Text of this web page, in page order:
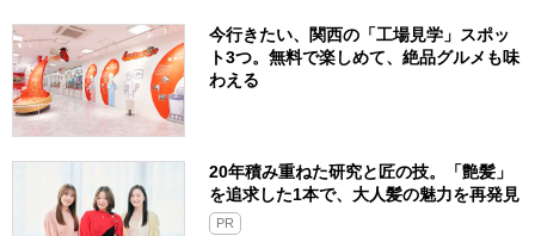
今行きたい、関西の「工場見学」スポッ
ト3つ。無料で楽しめて、絶品グルメも味
わえる
20年積み重ねた研究と匠の技。「艶髪」
を追求した1本で、大人髪の魅力を再発見
PR